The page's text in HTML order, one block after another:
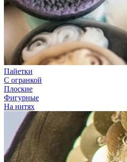
Пайетки
С огранкой
Плоские
Фигурные
На нитях